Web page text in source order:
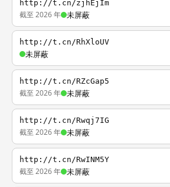
http://t.cn/zjhEjIm
截至 2026 年 未屏蔽
http://t.cn/RhXloUV
未屏蔽
http://t.cn/RZcGap5
截至 2026 年 未屏蔽
http://t.cn/Rwqj7IG
截至 2026 年 未屏蔽
http://t.cn/RwINM5Y
截至 2026 年 未屏蔽